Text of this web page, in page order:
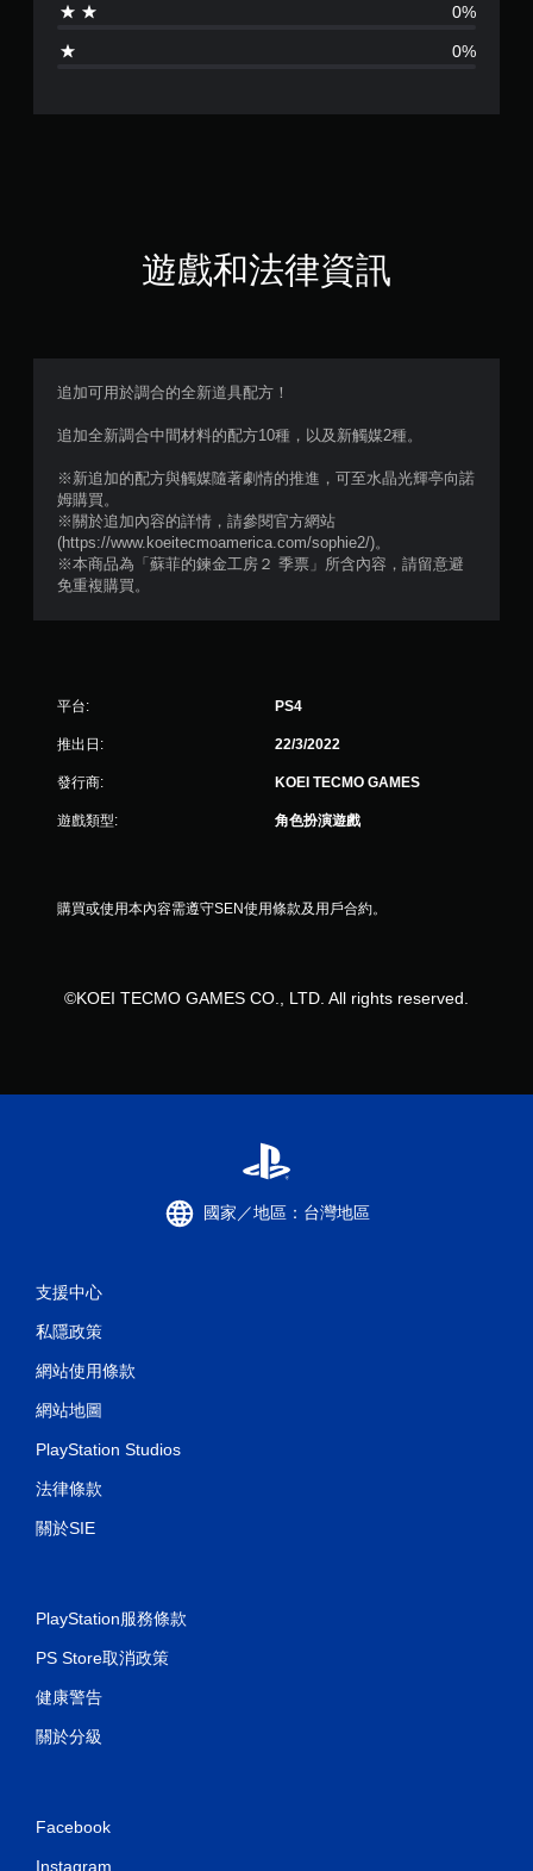
4
9
顆
）
，
0%
0%
遊戲和法律資訊
追加可用於調合的全新道具配方！
追加全新調合中間材料的配方10種，以及新觸媒2種。
※新追加的配方與觸媒隨著劇情的推進，可至水晶光輝亭向諾
姆購買。
※關於追加內容的詳情，請參閱官方網站
(https://www.koeitecmoamerica.com/sophie2/)。
※本商品為「蘇菲的鍊金工房２ 季票」所含內容，請留意避
免重複購買。
平台: PS4
推出日: 22/3/2022
發行商: KOEI TECMO GAMES
遊戲類型: 角色扮演遊戲
購買或使用本內容需遵守SEN使用條款及用戶合約。
©KOEI TECMO GAMES CO., LTD. All rights reserved.
國家／地區：台灣地區
支援中心
私隱政策
網站使用條款
網站地圖
PlayStation Studios
法律條款
關於SIE
PlayStation服務條款
PS Store取消政策
健康警告
關於分級
Facebook
Instagram